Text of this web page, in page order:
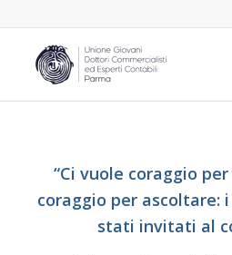
“Ci vuole coraggio
coraggio per ascoltare:
stati invitati al